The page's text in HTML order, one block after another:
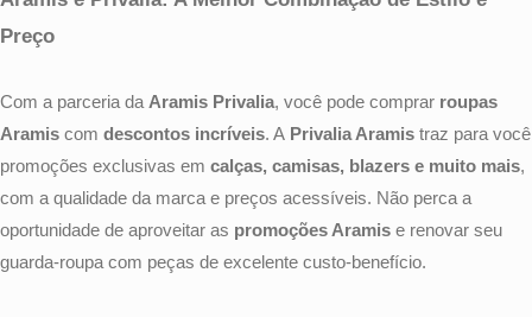
Preço
Com a parceria daAramis Privalia, você pode comprar roupas
Aramis com descontos incríveis. A Privalia Aramis traz para você
promoções exclusivas em calças, camisas, blazers e muito mais,
com a qualidade da marca e preços acessíveis. Não perca a
oportunidade de aproveitar as promoções Aramis e renovar seu
guarda-roupa com peças de excelente custo-benefício.